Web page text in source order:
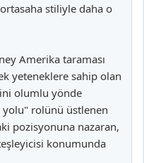
stiliyle daha o
Amerika taraması
yeteneklere sahip olan
olumlu yönde
yolu" rolünü üstlenen
pozisyonuna nazaran,
konumunda